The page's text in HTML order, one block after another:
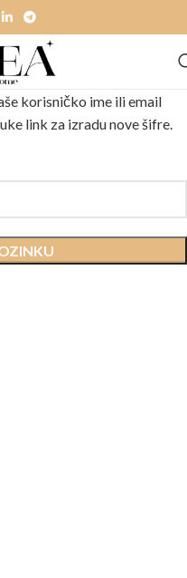
korisničko ime ili email
link za izradu nove šifre.